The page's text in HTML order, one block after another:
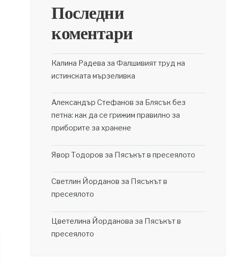
Последни
коментари
Калина Радева заФалшивият труд на
истинската мързеливка
Александър Стефанов за Блясък без
петна: как да се грижим правилно за
приборите за хранене
Явор Тодоров за Пясъкът в пресеялото
Светлин Йорданов за Пясъкът в
пресеялото
Цветелина Йорданова за Пясъкът в
пресеялото